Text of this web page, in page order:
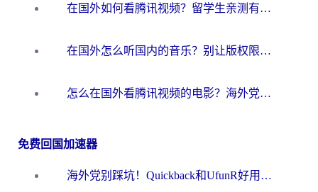
在国外如何看腾讯视频？留学生亲测有效的回国加速方案
在国外怎么听国内的音乐？别让版权限制断了你的华语歌单
怎么在国外看腾讯视频的电影？海外党亲测有效的回国加速指南
免费回国加速器
海外党别踩坑！Quickback和UfunR好用吗？选对回国加速器才能无缝刷国内资源